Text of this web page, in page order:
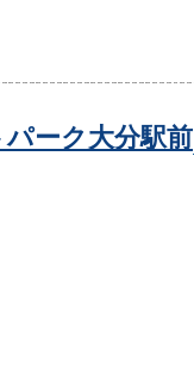
ーク大分駅前